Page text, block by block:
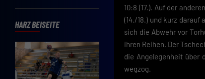
HARZ BEISEITE
10:8 (17.). Auf der
(14./18.) und kurz darauf
sich die Abwehr vor
ihren Reihen. Der
die Angelegenheit über
wegzog.